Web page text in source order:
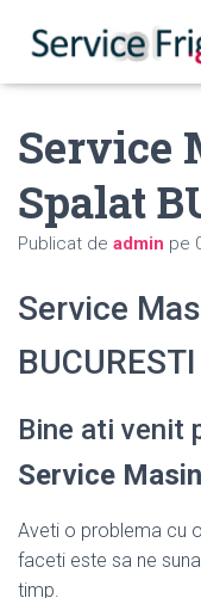
Service
Spalat
Publicat de admin pe
Service
BUCURESTI
Bine ati venit
Service
Aveti o problema cu
faceti este sa ne
timp.